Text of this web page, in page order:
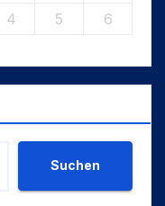
4 5 6
Suchen